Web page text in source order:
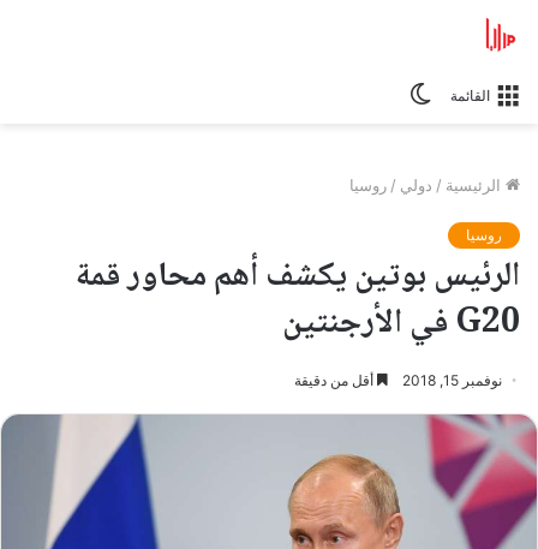
القائمة
الرئيسية / دولي / روسيا
روسيا
الرئيس بوتين يكشف أهم محاور قمة
G20 في الأرجنتين
نوفمبر 15, 2018 أقل من دقيقة